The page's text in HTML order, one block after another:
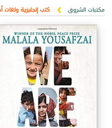
مكتبات الشروق كتب إنجليزية ولغات